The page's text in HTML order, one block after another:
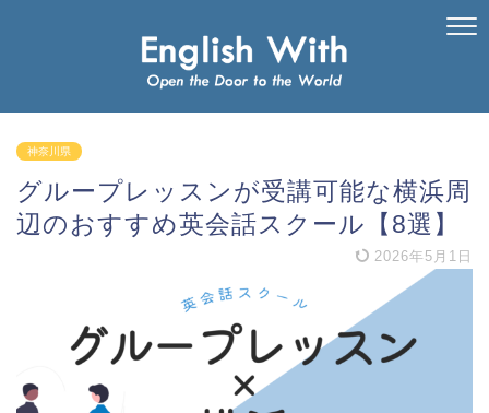
神奈川県
グループレッスンが受講可能な横浜周
辺のおすすめ英会話スクール【8選】
2026年5月1日